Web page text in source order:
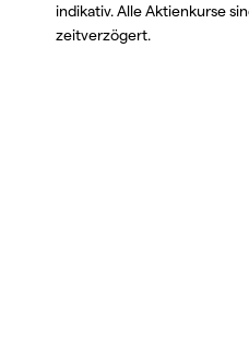
indikativ. Alle Aktienkurse
zeitverzögert.